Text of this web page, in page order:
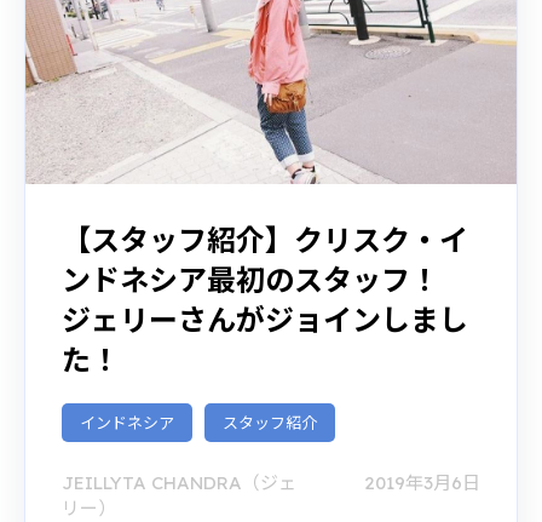
【スタッフ紹介】クリスク・イ
ンドネシア最初のスタッフ！
ジェリーさんがジョインしまし
た！
インドネシア スタッフ紹介
JEILLYTA CHANDRA（ジェ
リー）
2019年3月6日